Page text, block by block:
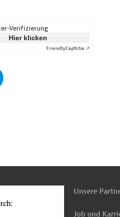
Verifizierung
Hier klicken
FriendlyCaptcha ⇗
Unsere
Job und